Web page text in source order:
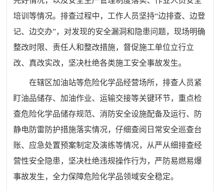
培训等情况。排查过程中，工作人员坚持“边排查、边登
记、边交办”，对发现的安全漏洞和隐患问题，现场明确
整改时限、责任人和整改措施，督促施工单位立行立
改、真改实改，坚决杜绝各类施工安全事故发生。
在辖区加油站等危险化学品经营场所，排查人员紧
盯油品储存、加油作业、运输交接等关键环节，重点检
查危险化学品储存规范、消防安全设施配备及运行、防
静电防雷防护措施落实情况，仔细查阅日常安全巡查台
账、应急处置预案制定及演练等情况，从严从细排查经
营性安全隐患，坚决杜绝违规操作行为，严防易燃易爆
事故发生，全力保障危险化学品领域安全稳定。